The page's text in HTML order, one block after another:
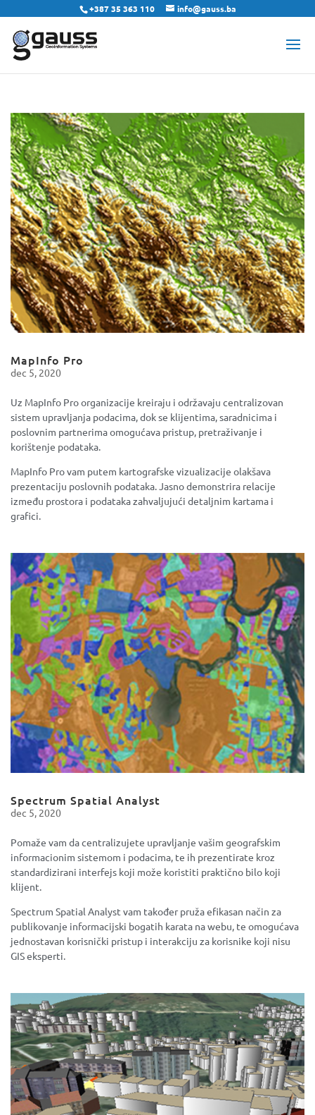
+387 35 363 110 info@gauss.ba
MapInfo Pro
dec 5, 2020
Uz MapInfo Pro organizacije kreiraju i održavaju centralizovan
sistem upravljanja podacima, dok se klijentima, saradnicima i
poslovnim partnerima omogućava pristup, pretraživanje i
korištenje podataka.
MapInfo Pro vam putem kartografske vizualizacije olakšava
prezentaciju poslovnih podataka. Jasno demonstrira relacije
između prostora i podataka zahvaljujući detaljnim kartama i
grafici.
Spectrum Spatial Analyst
dec 5, 2020
Pomaže vam da centralizujete upravljanje vašim geografskim
informacionim sistemom i podacima, te ih prezentirate kroz
standardizirani interfejs koji može koristiti praktično bilo koji
klijent.
Spectrum Spatial Analyst vam također pruža efikasan način za
publikovanje informacijski bogatih karata na webu, te omogućava
jednostavan korisnički pristup i interakciju za korisnike koji nisu
GIS eksperti.